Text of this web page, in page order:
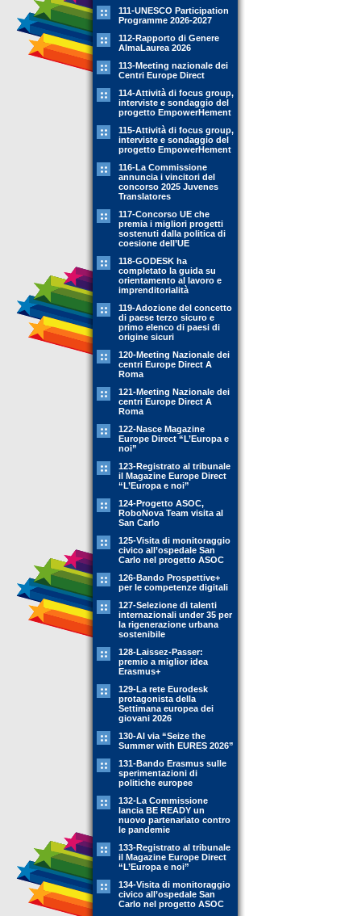
111-UNESCO Participation
Programme 2026-2027
112-Rapporto di Genere
AlmaLaurea 2026
113-Meeting nazionale dei
Centri Europe Direct
114-Attività di focus group,
interviste e sondaggio del
progetto EmpowerHement
115-Attività di focus group,
interviste e sondaggio del
progetto EmpowerHement
116-La Commissione
annuncia i vincitori del
concorso 2025 Juvenes
Translatores
117-Concorso UE che
premia i migliori progetti
sostenuti dalla politica di
coesione dell’UE
118-GODESK ha
completato la guida su
orientamento al lavoro e
imprenditorialità
119-Adozione del concetto
di paese terzo sicuro e
primo elenco di paesi di
origine sicuri
120-Meeting Nazionale dei
centri Europe Direct A
Roma
121-Meeting Nazionale dei
centri Europe Direct A
Roma
122-Nasce Magazine
Europe Direct “L’Europa e
noi”
123-Registrato al tribunale
il Magazine Europe Direct
“L’Europa e noi”
124-Progetto ASOC,
RoboNova Team visita al
San Carlo
125-Visita di monitoraggio
civico all’ospedale San
Carlo nel progetto ASOC
126-Bando Prospettive+
per le competenze digitali
127-Selezione di talenti
internazionali under 35 per
la rigenerazione urbana
sostenibile
128-Laissez-Passer:
premio a miglior idea
Erasmus+
129-La rete Eurodesk
protagonista della
Settimana europea dei
giovani 2026
130-Al via “Seize the
Summer with EURES 2026”
131-Bando Erasmus sulle
sperimentazioni di
politiche europee
132-La Commissione
lancia BE READY un
nuovo partenariato contro
le pandemie
133-Registrato al tribunale
il Magazine Europe Direct
“L’Europa e noi”
134-Visita di monitoraggio
civico all’ospedale San
Carlo nel progetto ASOC